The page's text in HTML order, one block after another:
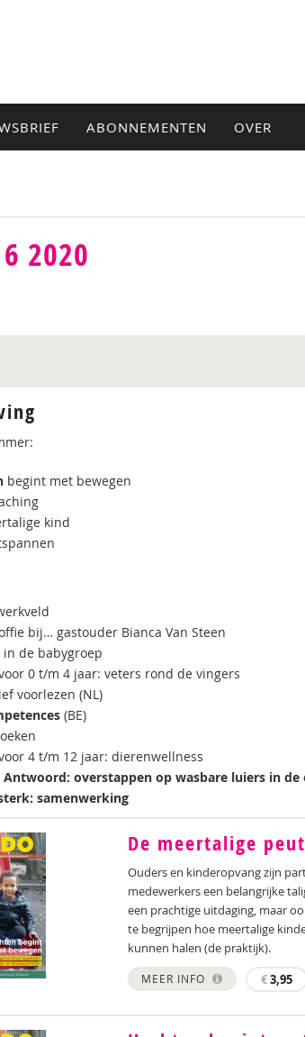
ABONNEMENTEN OVER
2020
begint met bewegen
kind
bij… gastouder Bianca Van Steen
in de babygroep
0 t/m 4 jaar: veters rond de vingers
voorlezen (NL)
(BE)
4 t/m 12 jaar: dierenwellness
Antwoord: overstappen op wasbare luiers in de
samenwerking
De meertalige
Ouders en kinderopvang zijn
medewerkers een belangrijke
een prachtige uitdaging, maar
te begrijpen hoe meertalige
kunnen halen (de praktijk).
MEER INFO €3,95